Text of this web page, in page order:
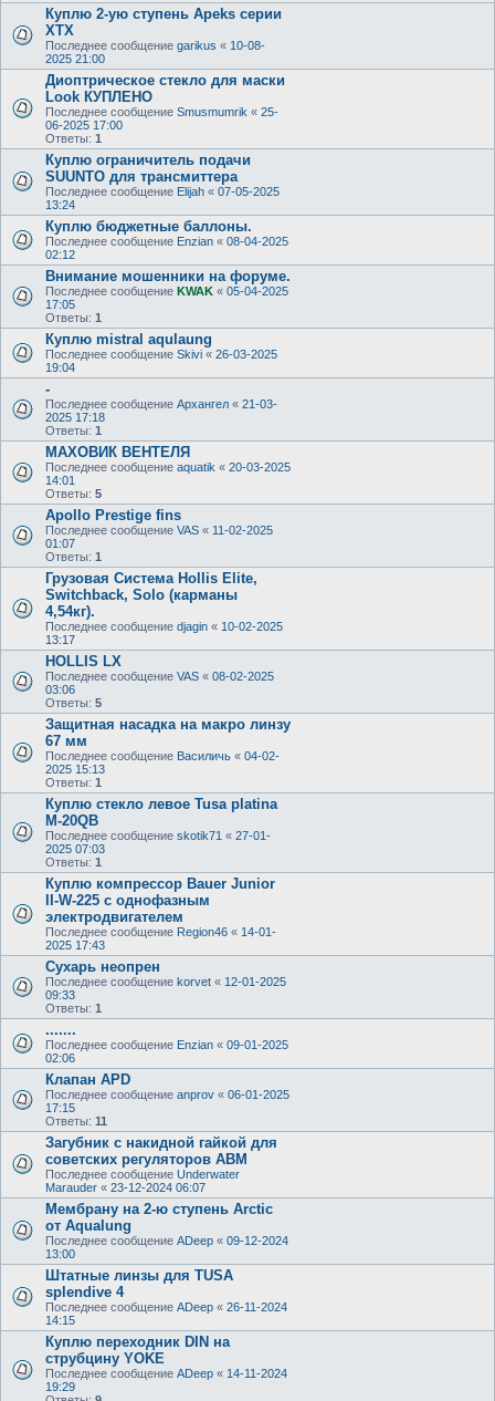
Куплю 2-ую ступень Apeks серии
XTX
Последнее сообщение garikus « 10-08-
2025 21:00
Диоптрическое стекло для маски
Look КУПЛЕНО
Последнее сообщение Smusmumrik « 25-
06-2025 17:00
Ответы: 1
Куплю ограничитель подачи
SUUNTO для трансмиттера
Последнее сообщение Elijah « 07-05-2025
13:24
Куплю бюджетные баллоны.
Последнее сообщение Enzian « 08-04-2025
02:12
Внимание мошенники на форуме.
Последнее сообщение KWAK « 05-04-2025
17:05
Ответы: 1
Куплю mistral aqulaung
Последнее сообщение Skivi « 26-03-2025
19:04
-
Последнее сообщение Архангел « 21-03-
2025 17:18
Ответы: 1
МАХОВИК ВЕНТЕЛЯ
Последнее сообщение aquatik « 20-03-2025
14:01
Ответы: 5
Apollo Prestige fins
Последнее сообщение VAS « 11-02-2025
01:07
Ответы: 1
Грузовая Система Hollis Elite,
Switchback, Solo (карманы
4,54кг).
Последнее сообщение djagin « 10-02-2025
13:17
HOLLIS LX
Последнее сообщение VAS « 08-02-2025
03:06
Ответы: 5
Защитная насадка на макро линзу
67 мм
Последнее сообщение Василичь « 04-02-
2025 15:13
Ответы: 1
Куплю стекло левое Tusa platina
M-20QB
Последнее сообщение skotik71 « 27-01-
2025 07:03
Ответы: 1
Куплю компрессор Bauer Junior
II-W-225 с однофазным
электродвигателем
Последнее сообщение Region46 « 14-01-
2025 17:43
Сухарь неопрен
Последнее сообщение korvet « 12-01-2025
09:33
Ответы: 1
.......
Последнее сообщение Enzian « 09-01-2025
02:06
Клапан APD
Последнее сообщение anprov « 06-01-2025
17:15
Ответы: 11
Загубник с накидной гайкой для
советских регуляторов АВМ
Последнее сообщение Underwater
Marauder « 23-12-2024 06:07
Мембрану на 2-ю ступень Arctic
от Aqualung
Последнее сообщение ADeep « 09-12-2024
13:00
Штатные линзы для TUSA
splendive 4
Последнее сообщение ADeep « 26-11-2024
14:15
Куплю переходник DIN на
струбцину YOKE
Последнее сообщение ADeep « 14-11-2024
19:29